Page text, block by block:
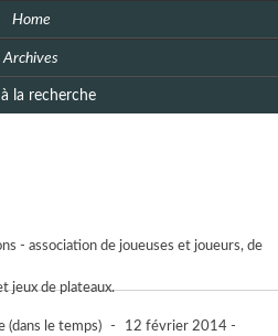
Home
Archives
la recherche
- association de joueuses et joueurs, de
jeux de plateaux.
(dans le temps) -
12 février 2014 -